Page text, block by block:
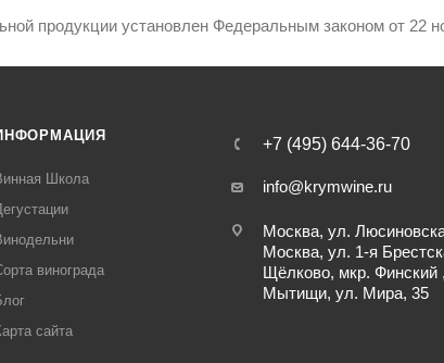
продукции установлен Федеральным законом от 22
Школа
винограда
сайта
+7 (495) 644-36-70
info@krymwine.ru
Москва, ул.
Москва, ул. 1-я
Щёлково, мкр. Финский
Мытищи, ул. Мира, 35